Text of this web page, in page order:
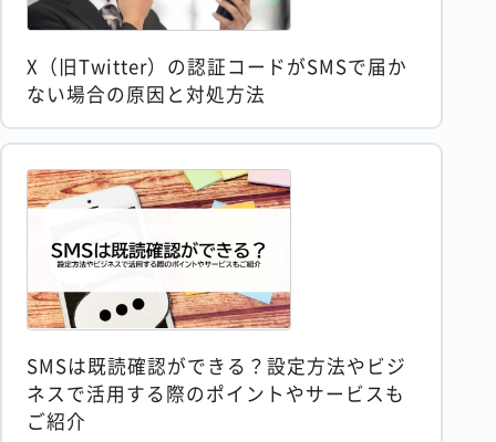
X（旧Twitter）の認証コードがSMSで届か
ない場合の原因と対処方法
SMSは既読確認ができる？設定方法やビジ
ネスで活用する際のポイントやサービスも
ご紹介